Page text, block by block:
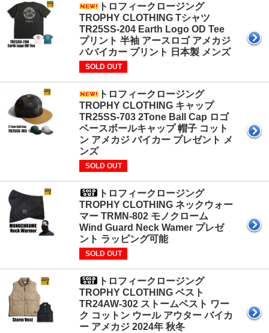
トロフィークロージング
TROPHY CLOTHING Tシャツ
TR25SS-204 Earth Logo OD Tee
プリント 半袖 アースロゴ アメカジ
ババイカー プリント 日本製 メンズ
SOLD OUT
トロフィークロージング
TROPHY CLOTHING キャップ
TR25SS-703 2Tone Ball Cap ロゴ
ベースボールキャップ 帽子 コット
ン アメカジ バイカー プレゼント メ
ンズ
SOLD OUT
トロフィークロージング
TROPHY CLOTHING ネックウォー
マー TRMN-802 モノクローム
Wind Guard Neck Wamer プレゼ
ント ラッピング可能
SOLD OUT
トロフィークロージング
TROPHY CLOTHING ベスト
TR24AW-302 ストームベスト ワー
ク コットン ウール アウター バイカ
ー アメカジ 2024年 秋冬